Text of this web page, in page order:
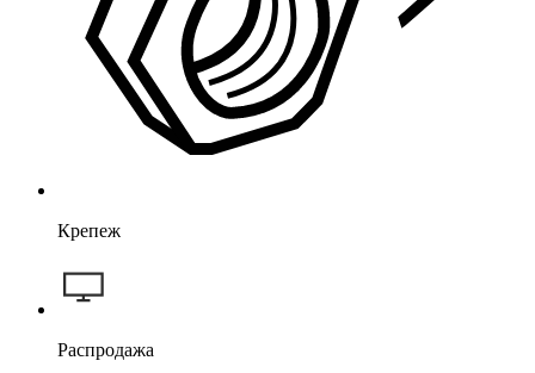
Крепеж
Распродажа